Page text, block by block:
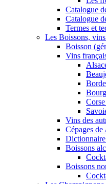
Catalogue
Catalogue
Termes et
Les Boissons,
Boisson
Vins
Vins des
Cépages de
Boissons
Boissons